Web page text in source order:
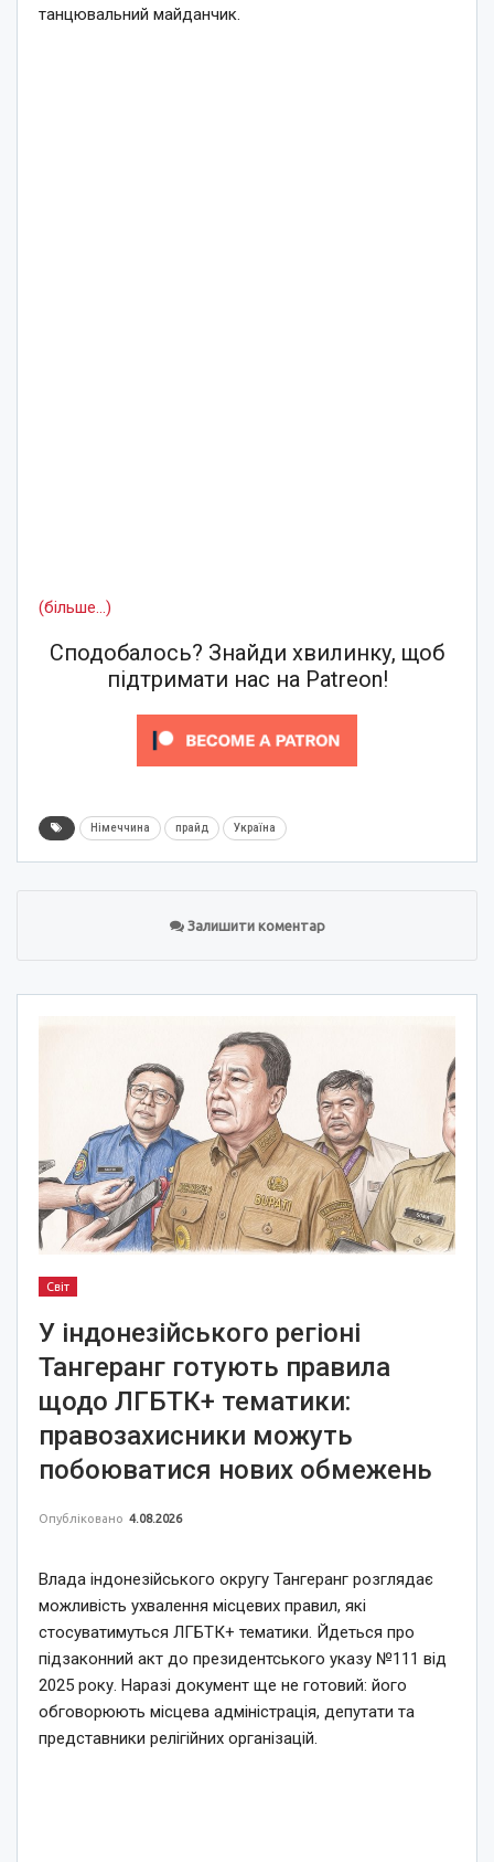
танцювальний майданчик.
(більше…)
Сподобалось? Знайди хвилинку, щоб
підтримати нас на Patreon!
Німеччина прайд Україна
Залишити коментар
Світ
У індонезійського регіоні
Тангеранг готують правила
щодо ЛГБТК+ тематики:
правозахисники можуть
побоюватися нових обмежень
Опубліковано 4.08.2026
Влада індонезійського округу Тангеранг розглядає
можливість ухвалення місцевих правил, які
стосуватимуться ЛГБТК+ тематики. Йдеться про
підзаконний акт до президентського указу №111 від
2025 року. Наразі документ ще не готовий: його
обговорюють місцева адміністрація, депутати та
представники релігійних організацій.